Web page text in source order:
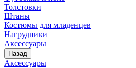
Толстовки
Штаны
Костюмы для младенцев
Нагрудники
Аксессуары
Назад
Аксессуары